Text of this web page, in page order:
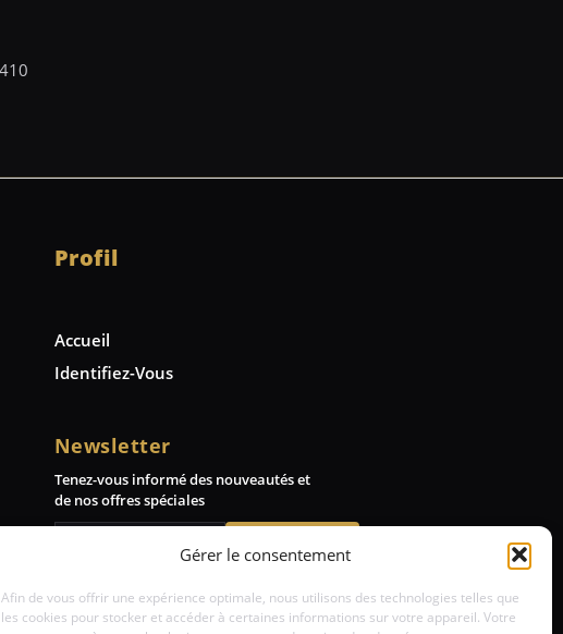
Gérer le consentement
Afin de vous offrir une expérience optimale, nous utilisons des technologies telles que
les cookies pour stocker et accéder à certaines informations sur votre appareil. Votre
Profil
Accueil
Identifiez-Vous
Newsletter
Tenez-vous informé des nouveautés et
de nos offres spéciales